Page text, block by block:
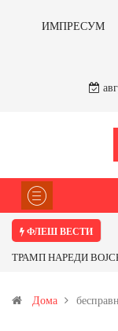
ИМПРЕСУМ
ФЛЕШ ВЕСТИ
ТРАМП НАРЕДИ
Иловица и со
Дома